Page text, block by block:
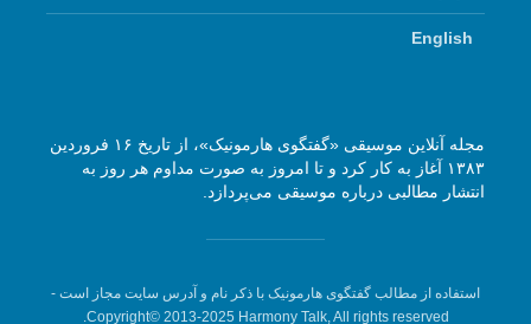
English
مجله آنلاین موسیقی «گفتگوی هارمونیک»، از تاریخ ۱۶ فروردین
۱۳۸۳ آغاز به کار کرد و تا امروز به صورت مداوم هر روز به
انتشار مطالبی درباره موسیقی می‌پردازد.
استفاده از مطالب گفتگوی هارمونیک با ذکر نام و آدرس سایت مجاز است -
Copyright© 2013-2025 Harmony Talk, All rights reserved.